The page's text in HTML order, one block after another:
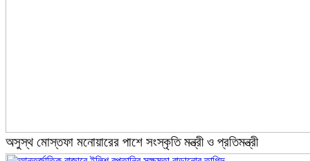
অসুস্থ মোস্তফা মনোয়ারের পাশে সংস্কৃতি মন্ত্রী ও প্রতিমন্ত্রী